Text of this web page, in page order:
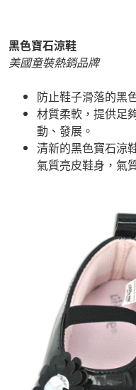
黑色寶石涼鞋
美國童裝熱銷品牌
防止鞋子滑落的黑
材質柔軟，提供足
動、發展。
清新的黑色寶石涼
氣質亮皮鞋身，氣